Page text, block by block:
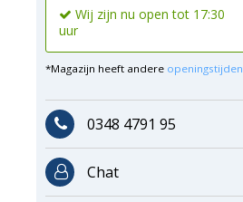
Wij zijn nu open tot 17:30
uur
*Magazijn heeft andere openingstijden
0348 4791 95
Chat